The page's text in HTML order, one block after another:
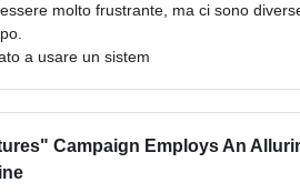
molto frustrante, ma ci sono
a usare un sistem
Campaign Employs An